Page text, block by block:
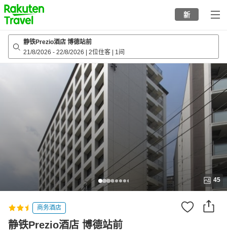
to
top
page
新
静铁Prezio酒店 博德站前
21/8/2026 - 22/8/2026 2位住客 1间
45
商务酒店
静铁Prezio酒店 博德站前